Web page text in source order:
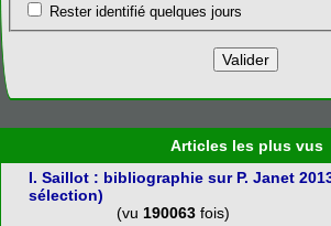
Rester identifié quelques jours
Articles les plus vus
I. Saillot : bibliographie sur P. Janet
sélection)
(vu 190063 fois)